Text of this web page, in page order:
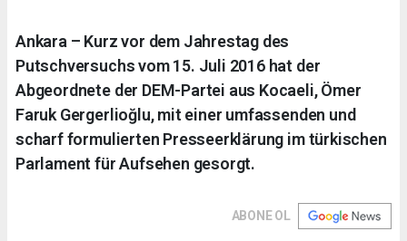
Ankara – Kurz vor dem Jahrestag des
Putschversuchs vom 15. Juli 2016 hat der
Abgeordnete der DEM-Partei aus Kocaeli, Ömer
Faruk Gergerlioğlu, mit einer umfassenden und
scharf formulierten Presseerklärung im türkischen
Parlament für Aufsehen gesorgt.
ABONE OL